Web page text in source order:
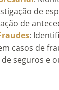
de
de
:
casos de
seguros e